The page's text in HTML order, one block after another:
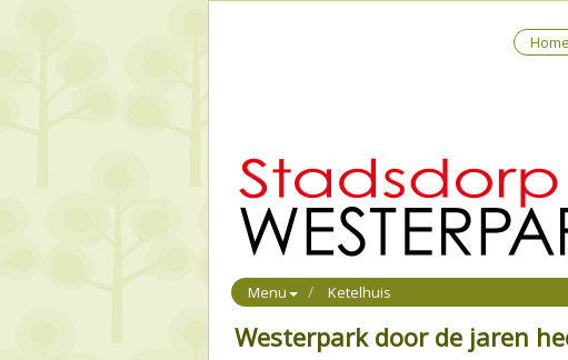
Home
Menu Ketelhuis
Westerpark door de jaren